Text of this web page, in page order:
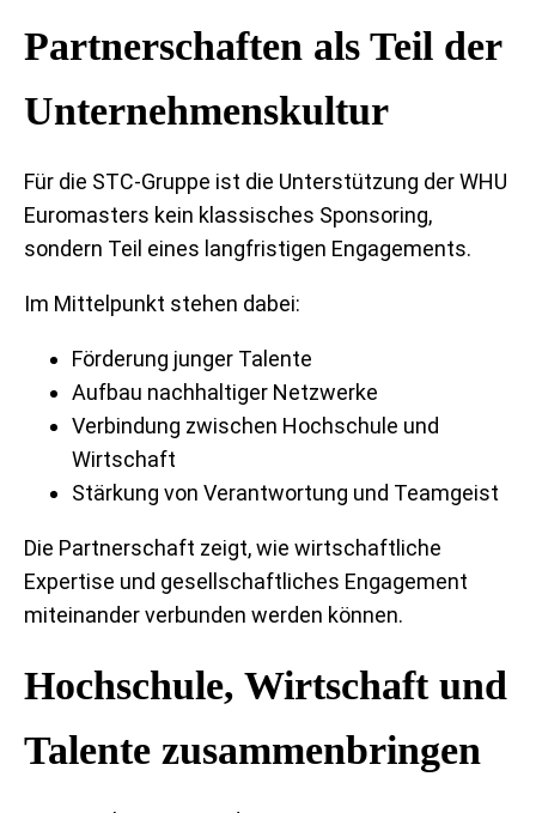
Partnerschaften als Teil der
Unternehmenskultur
Für die STC-Gruppe ist die Unterstützung der WHU
Euromasters kein klassisches Sponsoring,
sondern Teil eines langfristigen Engagements.
Im Mittelpunkt stehen dabei:
Förderung junger Talente
Aufbau nachhaltiger Netzwerke
Verbindung zwischen Hochschule und
Wirtschaft
Stärkung von Verantwortung und Teamgeist
Die Partnerschaft zeigt, wie wirtschaftliche
Expertise und gesellschaftliches Engagement
miteinander verbunden werden können.
Hochschule, Wirtschaft und
Talente zusammenbringen